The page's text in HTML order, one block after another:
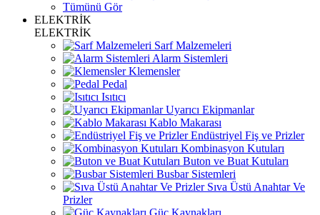
Tümünü Gör
ELEKTRİK
ELEKTRİK
Sarf Malzemeleri
Alarm Sistemleri
Klemensler
Pedal
Isıtıcı
Uyarıcı Ekipmanlar
Kablo Makarası
Endüstriyel Fiş ve Prizler
Kombinasyon Kutuları
Buton ve Buat Kutuları
Busbar Sistemleri
Sıva Üstü Anahtar Ve
Prizler
Güç Kaynakları